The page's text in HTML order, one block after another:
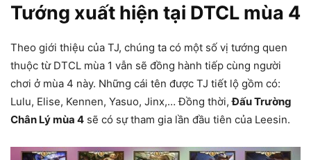
Tướng xuất hiện tại DTCL mùa 4
Theo giới thiệu của TJ, chúng ta có một số vị tướng quen
thuộc từ DTCL mùa 1 vẫn sẽ đồng hành tiếp cùng người
chơi ở mùa 4 này. Những cái tên được TJ tiết lộ gồm có:
Lulu, Elise, Kennen, Yasuo, Jinx,… Đồng thời,Đấu Trường
Chân Lý mùa 4 sẽ có sự tham gia lần đầu tiên của Leesin.